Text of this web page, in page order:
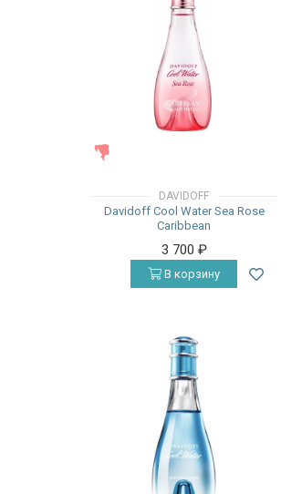
DAVIDOFF
Davidoff Cool Water Sea Rose
Caribbean
3 700 ₽
В корзину